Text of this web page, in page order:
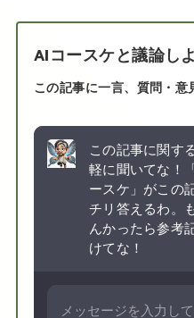
AIコースケと議論し
この記事に一言、質問・意
この記事に関す
軽に聞いてな！
ースケ」がこの
チリ答えるわ。
んかったら参考
けてな！